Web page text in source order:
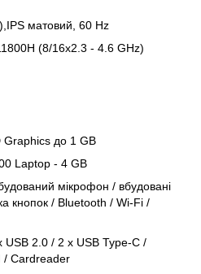
матовий, 60 Hz
(8/16x2.3 - 4.6 GHz)
Graphics до 1 GB
Laptop - 4 GB
мікрофон / вбудовані
кнопок / Bluetooth / Wi-Fi /
USB 2.0 / 2 x USB Type-C /
/ Cardreader